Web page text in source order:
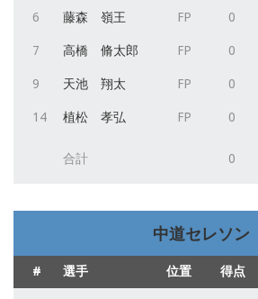
6 藤森 嶺王 FP 0
7 高橋 脩太郎 FP 0
9 天池 翔太 FP 0
14 植松 孝弘 FP 0
合計 0
中道セレソン
# 選手 位置 得点